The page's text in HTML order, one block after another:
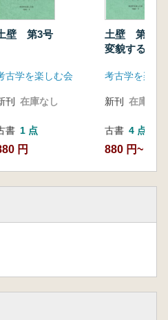
壁 第3号
古学を楽しむ会
刊 在庫なし
書 1 点
円
土壁 第2号
変貌する古
考古学を楽し
新刊 在庫なし
古書 4 点
880 円~